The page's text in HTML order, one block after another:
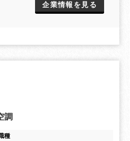
企業情報を見る
調
種